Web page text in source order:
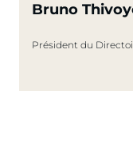
Bruno
Président du